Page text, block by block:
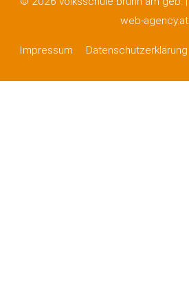
web-agency.at
Impressum Datenschutzerklärung